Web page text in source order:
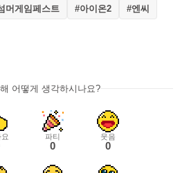
머게임페스트 #아이온2 #엔씨
어떻게 생각하시나요?
파티
0
웃음
0